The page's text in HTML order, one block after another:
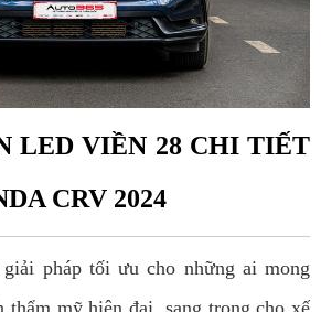
LED VIỀN 28 CHI TIẾT
CRV 2024
pháp tối ưu cho những ai mong
thẩm mỹ hiện đại, sang trọng cho xế